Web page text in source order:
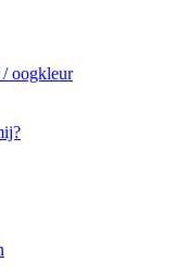
/ oogkleur